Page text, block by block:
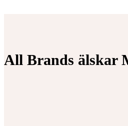
All Brands älskar